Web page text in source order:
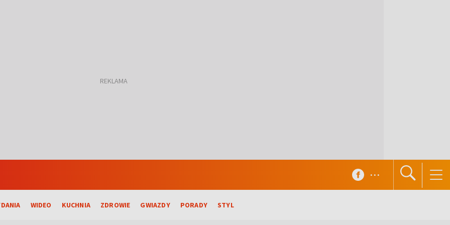
WIDEO KUCHNIA ZDROWIE GWIAZDY PORADY STYL
...